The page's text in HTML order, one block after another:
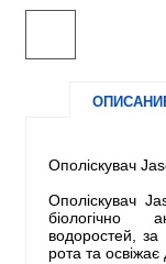
Ополіскувач
Ополіскувач
біологічно
водоростей, за
рота та